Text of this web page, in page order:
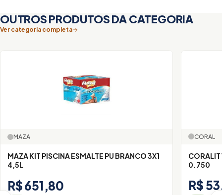
OUTROS PRODUTOS DA CATEGORIA
Ver categoria completa
MAZA
MAZA KIT PISCINA ESMALTE PU BRANCO 3X1
4,5L
R$ 651,80
CORAL
CORALIT
0.750
R$